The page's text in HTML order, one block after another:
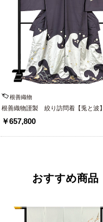
根善織物
根善織物謹製 絞り訪問着【兎と波】
￥657,800
おすすめ商品